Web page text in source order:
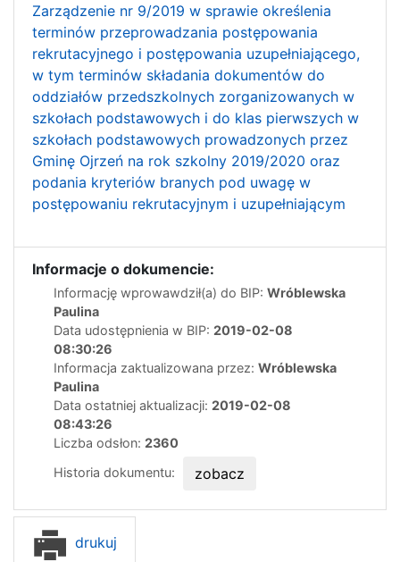
Zarządzenie nr 9/2019 w sprawie określenia
terminów przeprowadzania postępowania
rekrutacyjnego i postępowania uzupełniającego,
w tym terminów składania dokumentów do
oddziałów przedszkolnych zorganizowanych w
szkołach podstawowych i do klas pierwszych w
szkołach podstawowych prowadzonych przez
Gminę Ojrzeń na rok szkolny 2019/2020 oraz
podania kryteriów branych pod uwagę w
postępowaniu rekrutacyjnym i uzupełniającym
Informacje o dokumencie:
Informację wprowawdził(a) do BIP: Wróblewska
Paulina
Data udostępnienia w BIP: 2019-02-08
08:30:26
Informacja zaktualizowana przez: Wróblewska
Paulina
Data ostatniej aktualizacji: 2019-02-08
08:43:26
Liczba odsłon: 2360
Historia dokumentu:
zobacz
drukuj